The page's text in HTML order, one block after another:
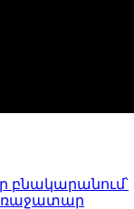
բնակարանում՝